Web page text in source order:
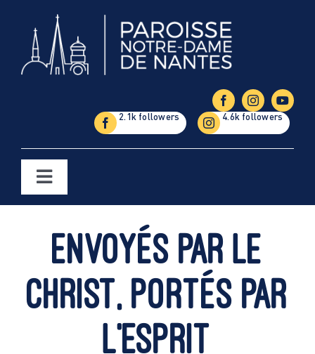
contenu
Toggle
Étapes de la vie
Vie paroissiale
Envoyés par le
Christ, portés par
l’Esprit